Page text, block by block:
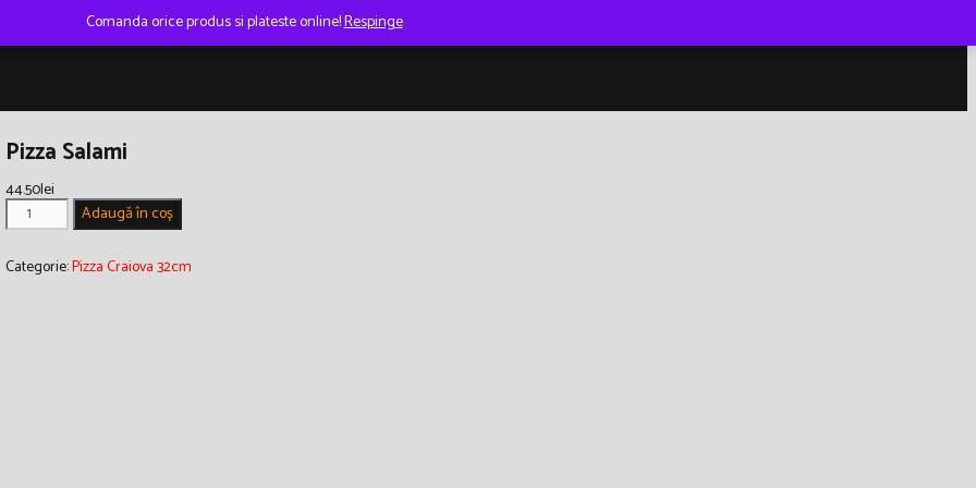
Comanda orice produs si plateste online!Respinge
Pizza Salami
44.50lei
Cantitate
Pizza
Salami
Adaugă în coș
Categorie:Pizza Craiova 32cm